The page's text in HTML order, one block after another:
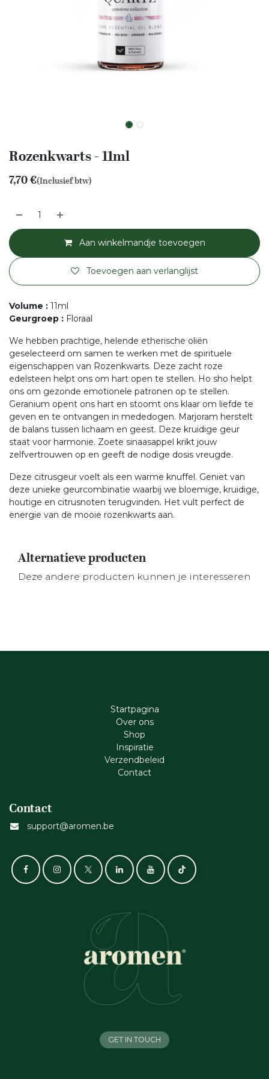
Rozenkwarts - 11ml
7,70€(Inclusief btw)
Aan winkelmandje toevoegen
Toevoegen aan verlanglijst
Volume : 11ml
Geurgroep : Floraal
We hebben prachtige, helende etherische oliën
geselecteerd om samen te werken met de spirituele
eigenschappen van Rozenkwarts. Deze zacht roze
edelsteen helpt ons om hart open te stellen. Ho sho helpt
ons om gezonde emotionele patronen op te stellen.
Geranium opent ons hart en stoomt ons klaar om liefde te
geven en te ontvangen in mededogen. Marjoram herstelt
de balans tussen lichaam en geest. Deze kruidige geur
staat voor harmonie. Zoete sinaasappel krikt jouw
zelfvertrouwen op en geeft de nodige dosis vreugde.
Deze citrusgeur voelt als een warme knuffel. Geniet van
deze unieke geurcombinatie waarbij we bloemige, kruidige,
houtige en citrusnoten terugvinden. Het vult perfect de
energie van de mooie rozenkwarts aan.
Alternatieve producten
Deze andere producten kunnen je interesseren
Startpagina
Ove​r​ ons
Shop
Inspiratie
Verzendbeleid
Cont​act
Contact
support@aromen.be
GET IN TOUCH